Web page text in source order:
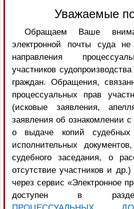
Уважаемые
Обращаем Ваше
электронной почты суда
направления
участников
граждан. Обращения,
процессуальных прав
(исковые заявления,
заявления об ознакомлении
о выдаче копий
исполнительных
судебного заседания, о
отсутствие участников и
через сервис «Электронное
доступен в